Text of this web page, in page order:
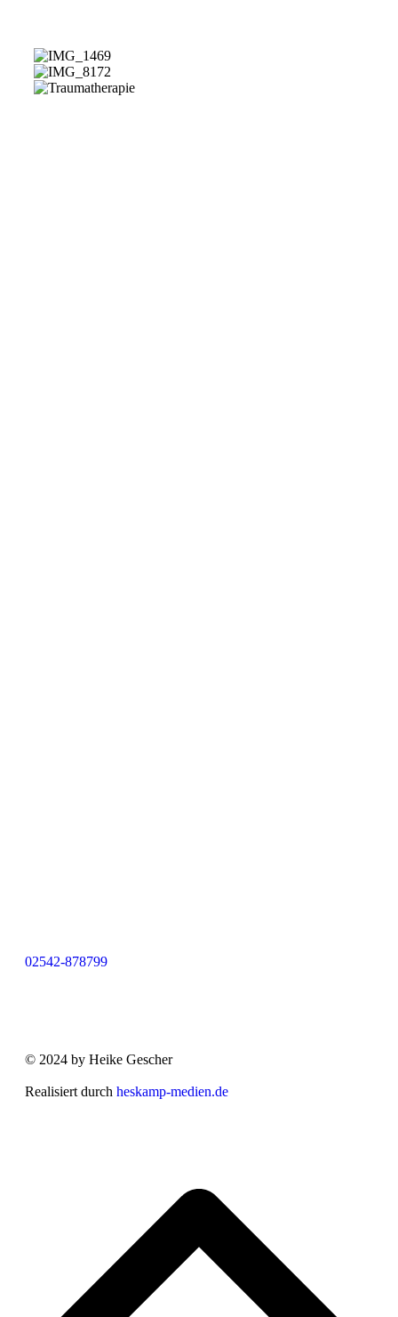
02542-878799
© 2024 by Heike Gescher
Realisiert durch heskamp-medien.de